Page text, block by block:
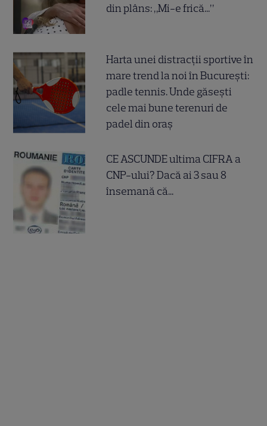
din plâns: „Mi-e frică...”
Harta unei distracții sportive în
mare trend la noi în București:
padle tennis. Unde găsești
cele mai bune terenuri de
padel din oraș
CE ASCUNDE ultima CIFRA a
CNP-ului? Dacă ai 3 sau 8
însemană că...